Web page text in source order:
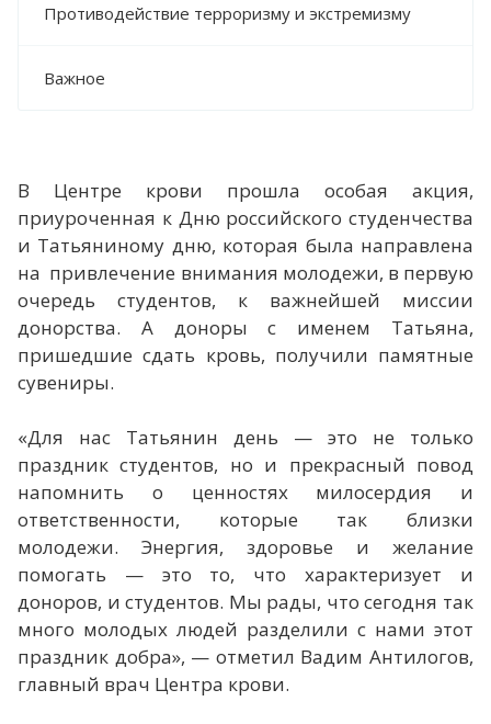
Противодействие терроризму и экстремизму
Важное
В Центре крови прошла особая акция,
приуроченная к Дню российского студенчества
и Татьяниному дню, которая была направлена
на привлечение внимания молодежи, в первую
очередь студентов, к важнейшей миссии
донорства. А доноры с именем Татьяна,
пришедшие сдать кровь, получили памятные
сувениры.
«Для нас Татьянин день — это не только
праздник студентов, но и прекрасный повод
напомнить о ценностях милосердия и
ответственности, которые так близки
молодежи. Энергия, здоровье и желание
помогать — это то, что характеризует и
доноров, и студентов. Мы рады, что сегодня так
много молодых людей разделили с нами этот
праздник добра», — отметил Вадим Антилогов,
главный врач Центра крови.